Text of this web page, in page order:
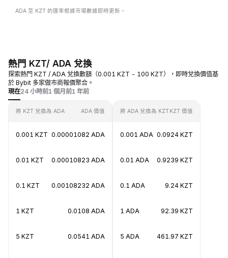
ADA 至 KZT 的匯率根據市場數據即時更新。
熱門 KZT/ ADA 兌換
探索熱門 KZT / ADA 兌換數額（0.001 KZT - 100 KZT），即時兌換價值基
於 Bybit 多家做市商報價聚合。
現在24 小時前1 個月前1 年前
將 KZT 兌換為 ADA ADA 價值
0.001 KZT 0.00001082 ADA
0.01 KZT 0.00010823 ADA
0.1 KZT 0.00108232 ADA
1 KZT 0.0108 ADA
5 KZT 0.0541 ADA
將 ADA 兌換為 KZTKZT 價值
0.001 ADA 0.0924 KZT
0.01 ADA 0.9239 KZT
0.1 ADA 9.24 KZT
1 ADA 92.39 KZT
5 ADA 461.97 KZT